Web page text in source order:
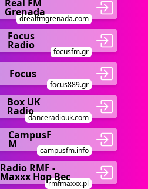
Real FM
Grenada
drealfmgrenada.com
Focus
Radio
focusfm.gr
Focus
focus889.gr
Box UK
Radio
danceradiouk.com
CampusF
M
campusfm.info
Radio RMF -
Maxxx Hop Bec
rmfmaxxx.pl